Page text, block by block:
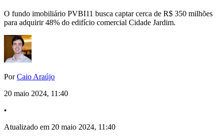
O fundo imobiliário PVBI11 busca captar cerca de R$ 350 milhões
para adquirir 48% do edifício comercial Cidade Jardim.
PorCaio Araújo
20 maio 2024, 11:40
•
Atualizado em 20 maio 2024, 11:40